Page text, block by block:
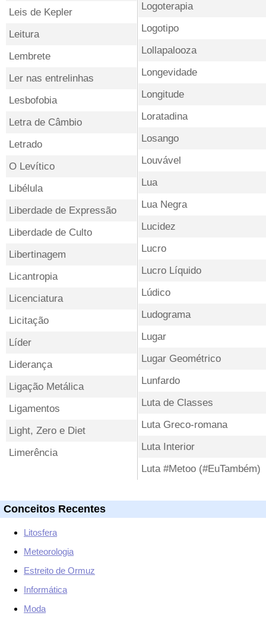
Leis de Kepler
Leitura
Lembrete
Ler nas entrelinhas
Lesbofobia
Letra de Câmbio
Letrado
O Levítico
Libélula
Liberdade de Expressão
Liberdade de Culto
Libertinagem
Licantropia
Licenciatura
Licitação
Líder
Liderança
Ligação Metálica
Ligamentos
Light, Zero e Diet
Limerência
Logoterapia
Logotipo
Lollapalooza
Longevidade
Longitude
Loratadina
Losango
Louvável
Lua
Lua Negra
Lucidez
Lucro
Lucro Líquido
Lúdico
Ludograma
Lugar
Lugar Geométrico
Lunfardo
Luta de Classes
Luta Greco-romana
Luta Interior
Luta #Metoo (#EuTambém)
Conceitos Recentes
Litosfera
Meteorologia
Estreito de Ormuz
Informática
Moda